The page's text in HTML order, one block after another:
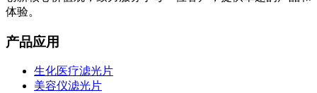
体验。
产品应用
生化医疗滤光片
美容仪滤光片